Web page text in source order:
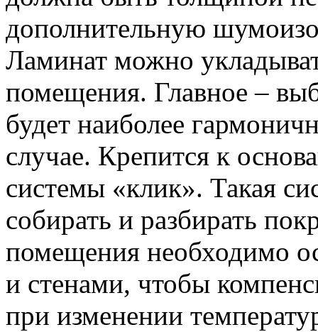
дополнительную
Ламинат можно
помещения. Главное –
будет наиболее
случае. Крепится к
системы «клик». Такая
собирать и разбирать
помещения необходимо
и стенами, чтобы
при изменении